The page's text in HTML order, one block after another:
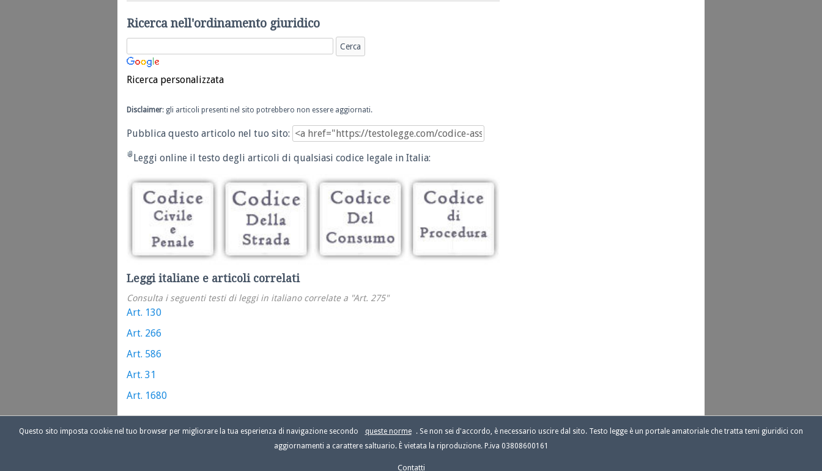
Ricerca nell'ordinamento giuridico
Ricerca personalizzata
Disclaimer: gli articoli presenti nel sito potrebbero non essere aggiornati.
Pubblica questo articolo nel tuo sito:
Leggi online il testo degli articoli di qualsiasi codice legale in Italia:
Leggi italiane e articoli correlati
Consulta i seguenti testi di leggi in italiano correlate a "Art. 275"
Art. 130
Art. 266
Art. 586
Art. 31
Art. 1680
Questo sito imposta cookie nel tuo browser per migliorare la tua esperienza di navigazione secondo queste norme
. Se non sei d'accordo, è necessario uscire dal sito. Testo legge è un portale amatoriale che tratta temi giuridici con
aggiornamenti a carattere saltuario. È vietata la riproduzione. P.iva 03808600161
Contatti